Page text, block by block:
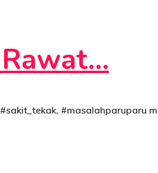
#masalahparuparu